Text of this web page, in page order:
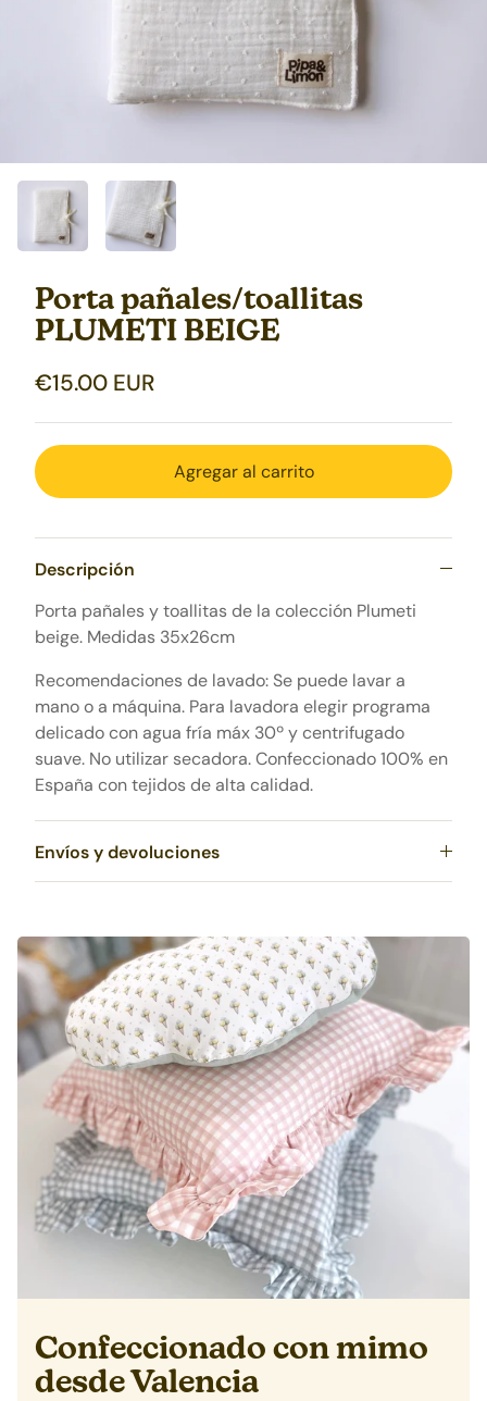
Porta pañales/toallitas
PLUMETI BEIGE
€15.00 EUR
Agregar al carrito
Descripción
Porta pañales y toallitas de la colección Plumeti
beige. Medidas 35x26cm
Recomendaciones de lavado:Se puede lavar a
mano o a máquina. Para lavadora elegir programa
delicado con agua fría máx 30º y centrifugado
suave. No utilizar secadora. Confeccionado 100% en
España con tejidos de alta calidad.
Envíos y devoluciones
Confeccionado con mimo
desde Valencia